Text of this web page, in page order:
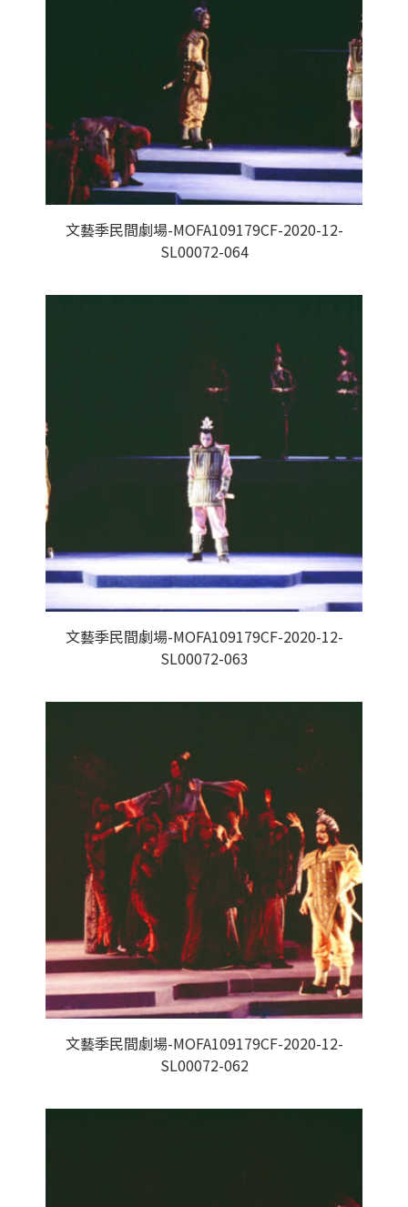
文藝季民間劇場-MOFA109179CF-2020-12-
SL00072-064
文藝季民間劇場-MOFA109179CF-2020-12-
SL00072-063
文藝季民間劇場-MOFA109179CF-2020-12-
SL00072-062